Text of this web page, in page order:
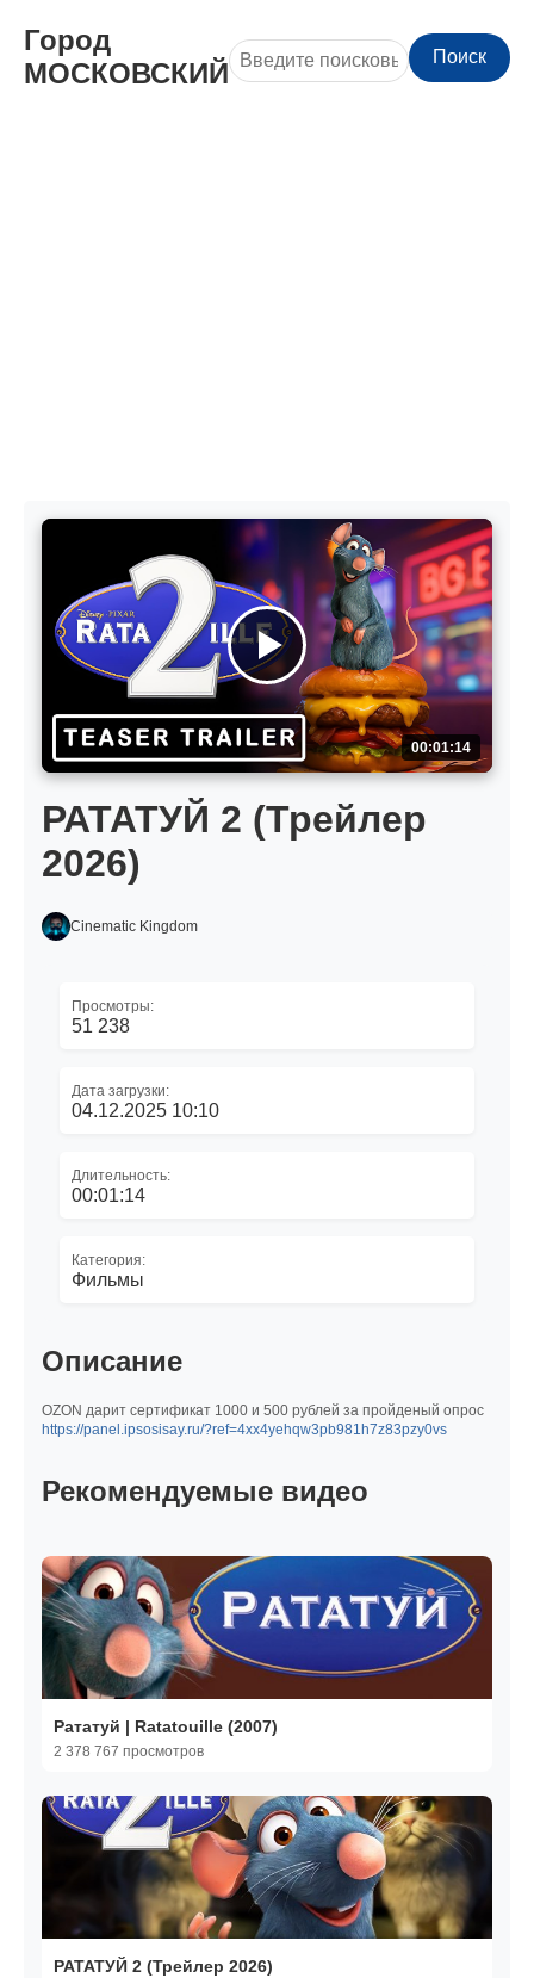
Город
МОСКОВСКИЙ
Поиск
00:01:14
РАТАТУЙ 2 (Трейлер
2026)
Cinematic Kingdom
Просмотры:
51 238
Дата загрузки:
04.12.2025 10:10
Длительность:
00:01:14
Категория:
Фильмы
Описание
OZON дарит сертификат 1000 и 500 рублей за пройденый опрос
https://panel.ipsosisay.ru/?ref=4xx4yehqw3pb981h7z83pzy0vs
Рекомендуемые видео
Рататуй | Ratatouille (2007)
2 378 767 просмотров
РАТАТУЙ 2 (Трейлер 2026)